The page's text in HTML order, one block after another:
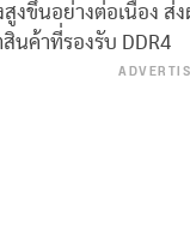
งขึ้นอย่างต่อเนื่อง
นค้าที่รองรับ DDR4